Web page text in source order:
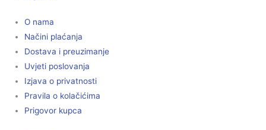
O nama
Načini plaćanja
Dostava i preuzimanje
Uvjeti poslovanja
Izjava o privatnosti
Pravila o kolačićima
Prigovor kupca